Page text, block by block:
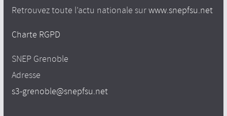
Retrouvez toute l’actu nationale surwww.snepfsu.net
Charte RGPD
SNEP Grenoble
Adresse
s3-grenoble@snepfsu.net